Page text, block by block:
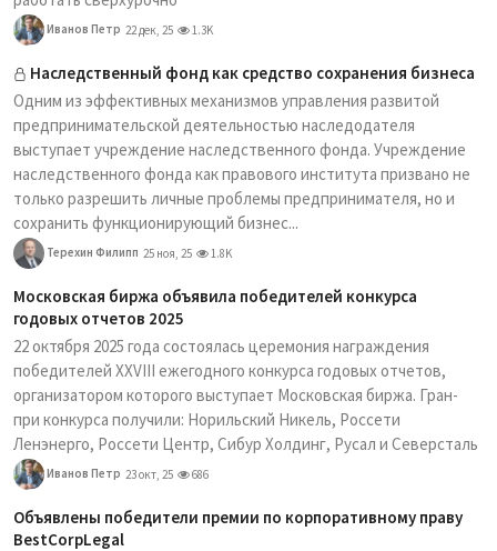
Иванов Петр 22 дек, 25 1.3K
Наследственный фонд как средство сохранения бизнеса
Одним из эффективных механизмов управления развитой
предпринимательской деятельностью наследодателя
выступает учреждение наследственного фонда. Учреждение
наследственного фонда как правового института призвано не
только разрешить личные проблемы предпринимателя, но и
сохранить функционирующий бизнес...
Терехин Филипп 25 ноя, 25 1.8K
Московская биржа объявила победителей конкурса
годовых отчетов 2025
22 октября 2025 года состоялась церемония награждения
победителей XXVIII ежегодного конкурса годовых отчетов,
организатором которого выступает Московская биржа. Гран-
при конкурса получили: Норильский Никель, Россети
Ленэнерго, Россети Центр, Сибур Холдинг, Русал и Северсталь
Иванов Петр 23 окт, 25 686
Объявлены победители премии по корпоративному праву
BestCorpLegal